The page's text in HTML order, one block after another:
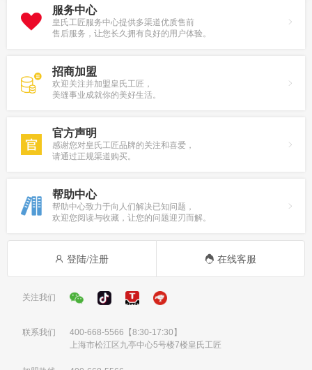
服务中心
皇氏工匠服务中心提供多渠道优质售前
售后服务，让您长久拥有良好的用户体验。
招商加盟
欢迎关注并加盟皇氏工匠，
美缝事业成就你的美好生活。
官方声明
感谢您对皇氏工匠品牌的关注和喜爱，
请通过正规渠道购买。
帮助中心
帮助中心致力于向人们解决已知问题，
欢迎您阅读与收藏，让您的问题迎刃而解。
登陆/注册 在线客服
关注我们
联系我们 400-668-5566 【8:30-17:30】
上海市松江区九亭中心5号楼7楼皇氏工匠